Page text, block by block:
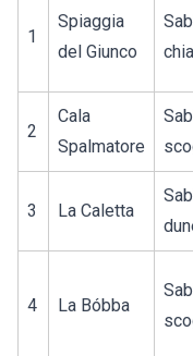
1
Spiaggia
del Giunco
2
Cala
Spalmatore
3 La Caletta
4 La Bóbba